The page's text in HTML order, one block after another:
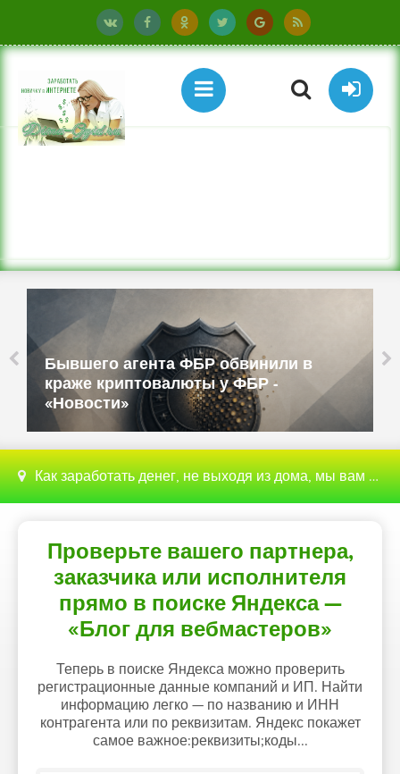
Бывшего агента ФБР обвинили в
краже криптовалюты у ФБР -
«Новости»
Как заработать денег, не выходя из дома, мы вам поможем с этим разобраться
Проверьте вашего партнера,
заказчика или исполнителя
прямо в поиске Яндекса —
«Блог для вебмастеров»
Теперь в поиске Яндекса можно проверить
регистрационные данные компаний и ИП. Найти
информацию легко — по названию и ИНН
контрагента или по реквизитам. Яндекс покажет
самое важное:реквизиты;коды...